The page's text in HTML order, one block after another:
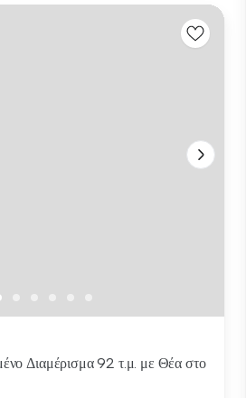
Διαμέρισμα 92 τ.μ. με Θέα στο